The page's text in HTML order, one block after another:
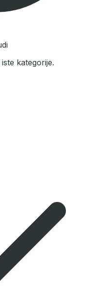
kategorije.